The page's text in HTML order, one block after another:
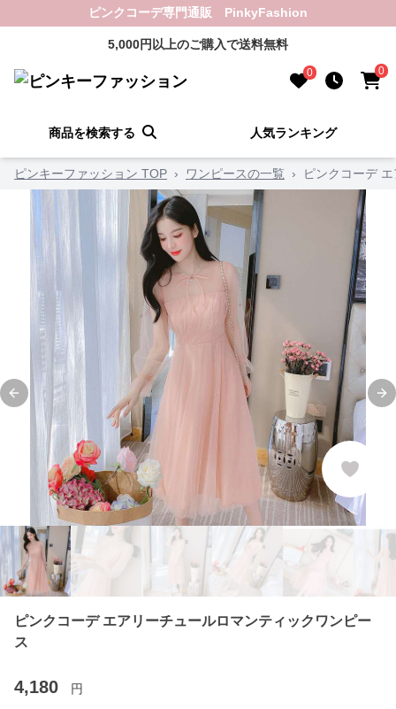
ピンクコーデ専門通販 PinkyFashion
5,000円以上のご購入で送料無料
0 0
商品を検索する 人気ランキング
ピンキーファッション TOP › ワンピースの一覧 › ピンクコーデ
Previous slide
ピンクコーデ エアリーチュールロマンティックワンピー
ス
4,180 円